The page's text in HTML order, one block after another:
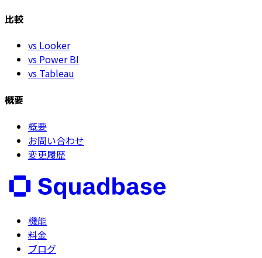
比較
vs Looker
vs Power BI
vs Tableau
概要
概要
お問い合わせ
変更履歴
機能
料金
ブログ